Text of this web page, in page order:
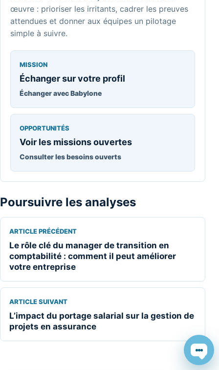
œuvre : prioriser les irritants, cadrer les preuves
attendues et donner aux équipes un pilotage
simple à suivre.
MISSION
Échanger sur votre profil
Échanger avec Babylone
OPPORTUNITÉS
Voir les missions ouvertes
Consulter les besoins ouverts
Poursuivre les analyses
ARTICLE PRÉCÉDENT
Le rôle clé du manager de transition en
comptabilité : comment il peut améliorer
votre entreprise
ARTICLE SUIVANT
L’impact du portage salarial sur la gestion de
projets en assurance
Chat